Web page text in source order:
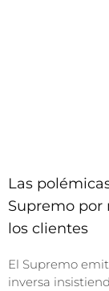
Las
Supremo por
los clientes
El Supremo
inversa